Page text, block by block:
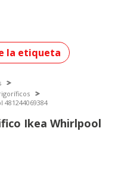
la etiqueta
Ikea Whirlpool